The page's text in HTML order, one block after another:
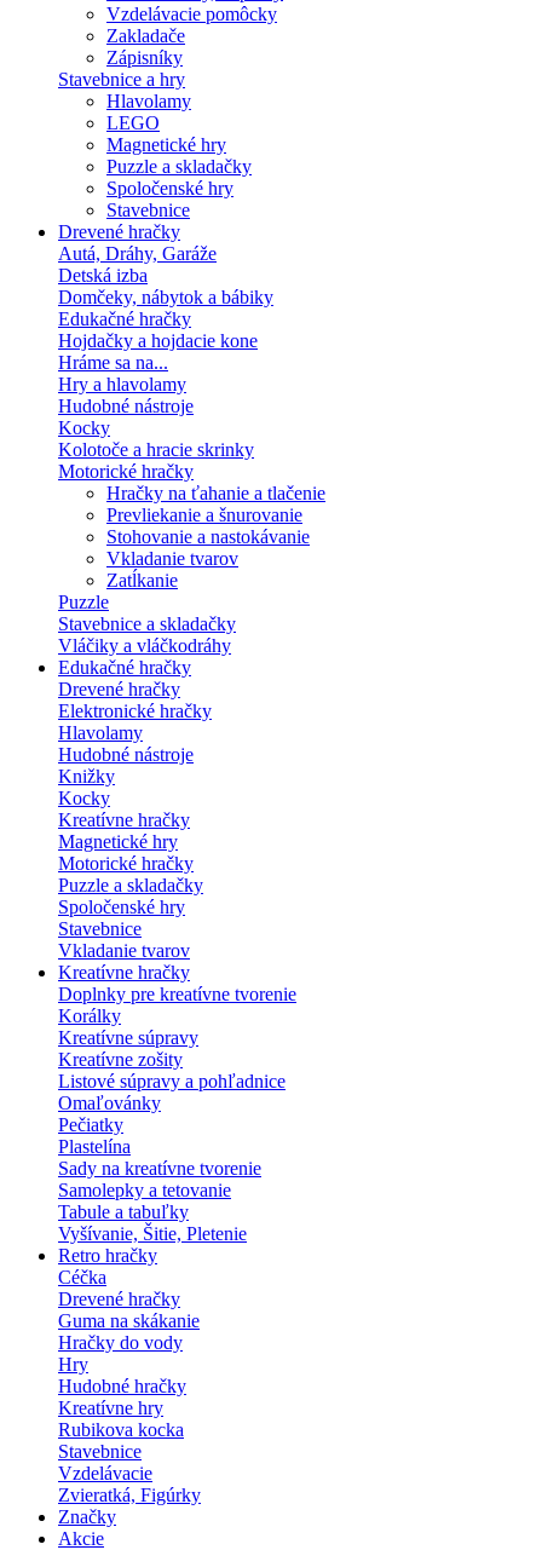
Vzdelávacie pomôcky
Zakladače
Zápisníky
Stavebnice a hry
Hlavolamy
LEGO
Magnetické hry
Puzzle a skladačky
Spoločenské hry
Stavebnice
Drevené hračky
Autá, Dráhy, Garáže
Detská izba
Domčeky, nábytok a bábiky
Edukačné hračky
Hojdačky a hojdacie kone
Hráme sa na...
Hry a hlavolamy
Hudobné nástroje
Kocky
Kolotoče a hracie skrinky
Motorické hračky
Hračky na ťahanie a tlačenie
Prevliekanie a šnurovanie
Stohovanie a nastokávanie
Vkladanie tvarov
Zatĺkanie
Puzzle
Stavebnice a skladačky
Vláčiky a vláčkodráhy
Edukačné hračky
Drevené hračky
Elektronické hračky
Hlavolamy
Hudobné nástroje
Knižky
Kocky
Kreatívne hračky
Magnetické hry
Motorické hračky
Puzzle a skladačky
Spoločenské hry
Stavebnice
Vkladanie tvarov
Kreatívne hračky
Doplnky pre kreatívne tvorenie
Korálky
Kreatívne súpravy
Kreatívne zošity
Listové súpravy a pohľadnice
Omaľovánky
Pečiatky
Plastelína
Sady na kreatívne tvorenie
Samolepky a tetovanie
Tabule a tabuľky
Vyšívanie, Šitie, Pletenie
Retro hračky
Céčka
Drevené hračky
Guma na skákanie
Hračky do vody
Hry
Hudobné hračky
Kreatívne hry
Rubikova kocka
Stavebnice
Vzdelávacie
Zvieratká, Figúrky
Značky
Akcie